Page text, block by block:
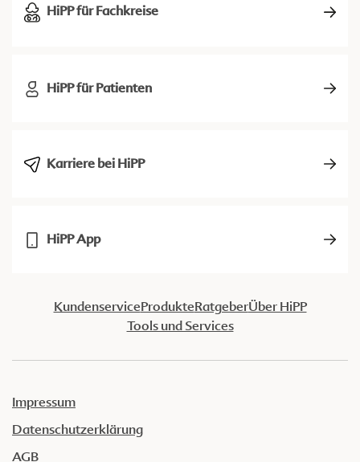
HiPP für Fachkreise
HiPP für Patienten
Karriere bei HiPP
HiPP App
KundenserviceProdukteRatgeberÜber HiPP
Tools und Services
Impressum
Datenschutzerklärung
AGB